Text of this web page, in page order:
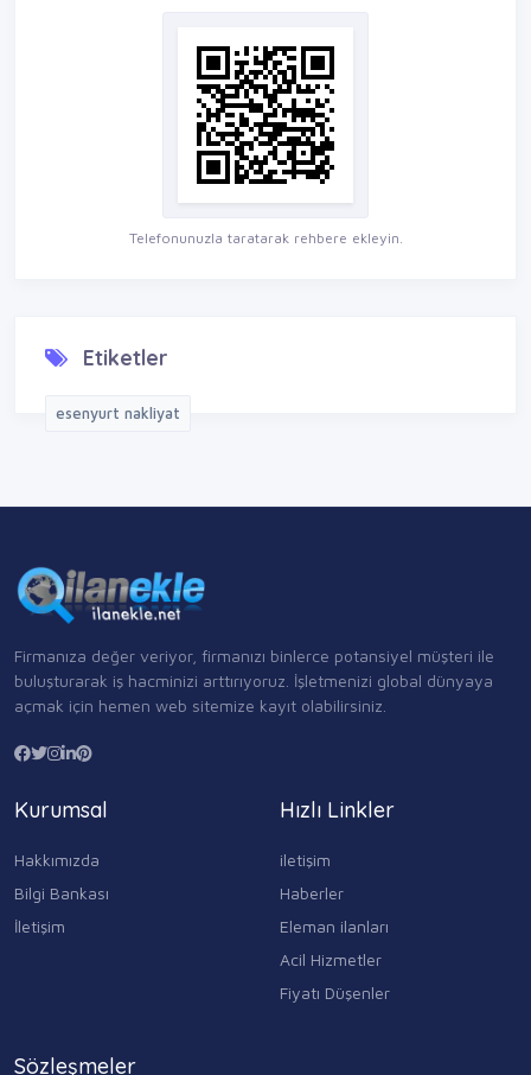
Telefonunuzla taratarak rehbere ekleyin.
Etiketler
esenyurt nakliyat
Firmanıza değer veriyor, firmanızı binlerce potansiyel müşteri ile
buluşturarak iş hacminizi arttırıyoruz. İşletmenizi global dünyaya
açmak için hemen web sitemize kayıt olabilirsiniz.
Kurumsal
Hakkımızda
Bilgi Bankası
İletişim
Hızlı Linkler
iletişim
Haberler
Eleman ilanları
Acil Hizmetler
Fiyatı Düşenler
Sözleşmeler